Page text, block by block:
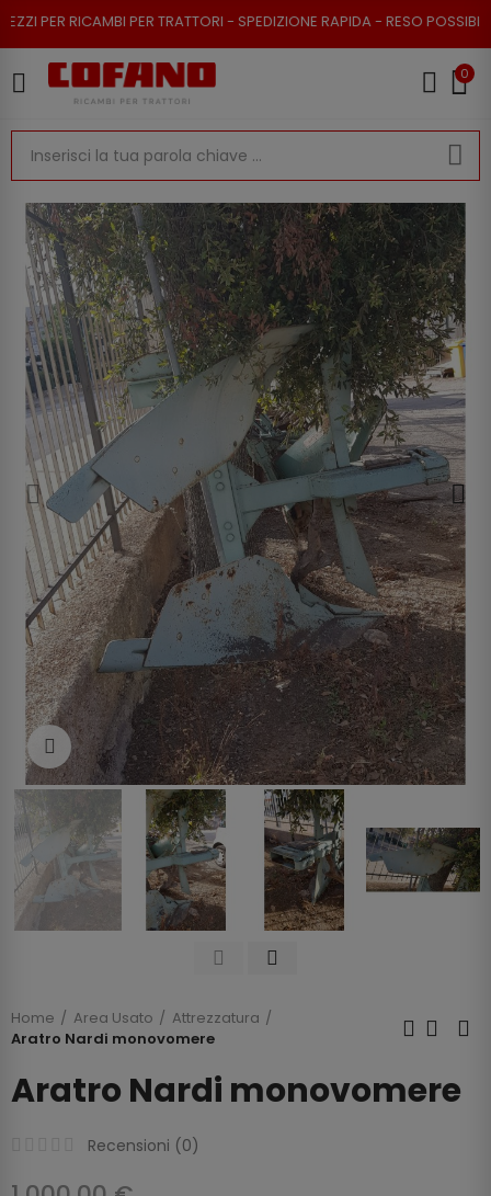
RICAMBI PER TRATTORI - SPEDIZIONE RAPIDA - RESO POSSIBILE
0
Clicca per allargare
Home Area Usato
Attrezzatura
Aratro Nardi monovomere
Aratro Nardi monovomere
Recensioni (0)